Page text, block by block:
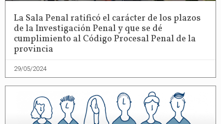
La Sala Penal ratificó el carácter de los plazos
de la Investigación Penal y que se dé
cumplimiento al Código Procesal Penal de la
provincia
29/05/2024